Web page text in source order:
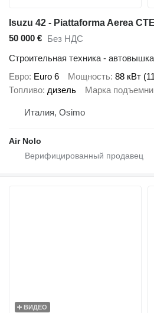
Isuzu 42 - Piattaforma Aerea
50 000 € Без НДС
Строительная техника - автовышка
Евро Euro 6 Мощность 88 кВт
Топливо дизель Марка
Италия, Osimo
Air Nolo
ВИДЕО